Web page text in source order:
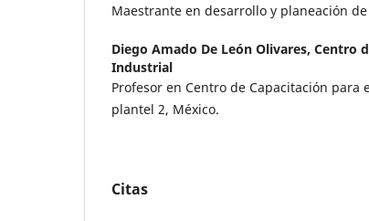
Maestrante en desarrollo y planeación
Diego Amado De León Olivares, Centro
Industrial
Profesor en Centro de Capacitación
plantel 2, México.
Citas